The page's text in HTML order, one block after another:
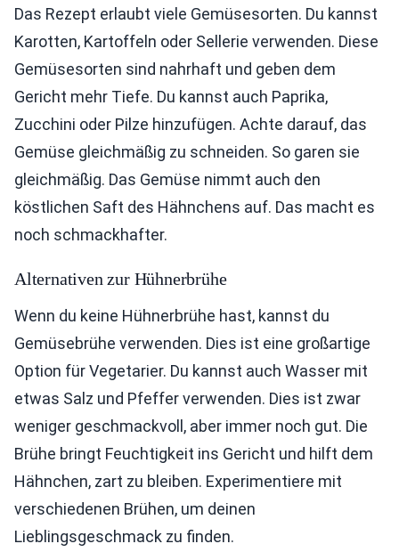
Das Rezept erlaubt viele Gemüsesorten. Du kannst
Karotten, Kartoffeln oder Sellerie verwenden. Diese
Gemüsesorten sind nahrhaft und geben dem
Gericht mehr Tiefe. Du kannst auch Paprika,
Zucchini oder Pilze hinzufügen. Achte darauf, das
Gemüse gleichmäßig zu schneiden. So garen sie
gleichmäßig. Das Gemüse nimmt auch den
köstlichen Saft des Hähnchens auf. Das macht es
noch schmackhafter.
Alternativen zur Hühnerbrühe
Wenn du keine Hühnerbrühe hast, kannst du
Gemüsebrühe verwenden. Dies ist eine großartige
Option für Vegetarier. Du kannst auch Wasser mit
etwas Salz und Pfeffer verwenden. Dies ist zwar
weniger geschmackvoll, aber immer noch gut. Die
Brühe bringt Feuchtigkeit ins Gericht und hilft dem
Hähnchen, zart zu bleiben. Experimentiere mit
verschiedenen Brühen, um deinen
Lieblingsgeschmack zu finden.